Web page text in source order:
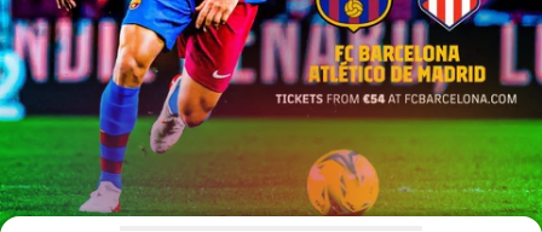
会長
レジェンド
監督
plusicon
label.aria.plus
プレスパス
Facilities
チケット
結果
順位表
スケジュール
チケット
結果
順位表
PLUSICON
LABEL.ARIA.PLUS
トップチーム
plusicon
label.aria.plus
スケジュール
チケット
PLUSICON
LABEL.ARIA.PLUS
トップチーム